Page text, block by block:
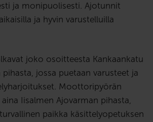
ja monipuolisesti. Ajotunnit
ja hyvin varustelluilla
joko osoitteesta Kankaankatu
jossa puetaan varusteet ja
Moottoripyörän
Iisalmen Ajovarman pihasta,
paikka käsittelyopetuksen